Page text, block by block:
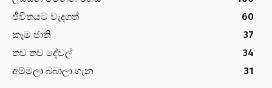
ජීවිතයට වැදගත්
60
කෑම ජාති
37
තව තව දේවල්
34
අම්මලා බබාලා ගැන
31